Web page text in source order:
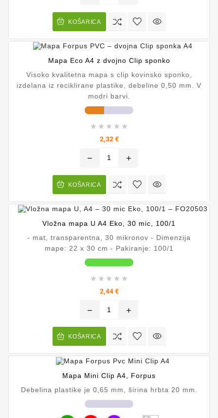
KOŠARICA
Mapa Eco A4 z dvojno Clip sponko
Visoko kvalitetna mapa s clip kovinsko sponko,
izdelana iz reciklirane plastike, debeline 0,50 mm. V
modri barvi.
    
2,32 €Cena
remove add
KOŠARICA
Vložna mapa U A4 Eko, 30 mic, 100/1
- mat, transparentna, 30 mikronov - Dimenzija
mape: 22 x 30 cm - Pakiranje: 100/1
    
2,44 €Cena
remove add
KOŠARICA
Mapa Mini Clip A4, Forpus
Debelina plastike je 0,65 mm, širina hrbta 20 mm.